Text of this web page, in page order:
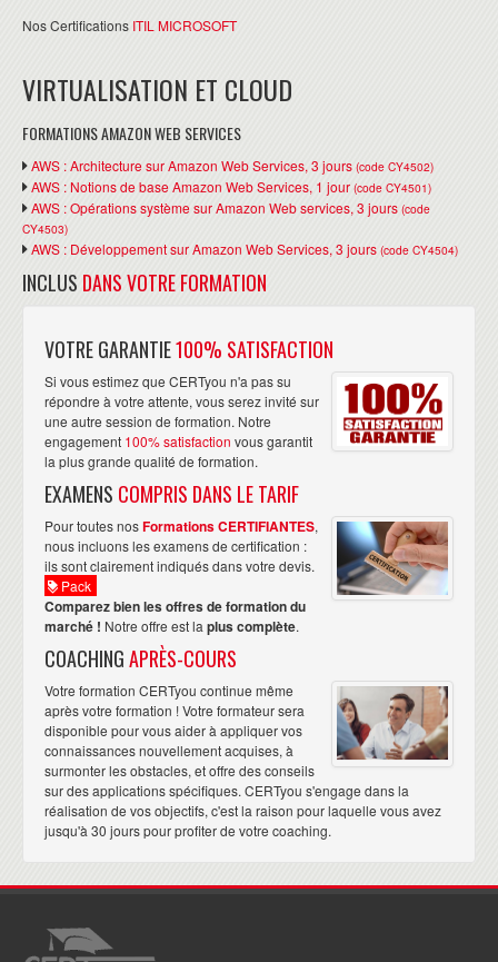
Nos Certifications ITIL MICROSOFT
VIRTUALISATION ET CLOUD
FORMATIONS AMAZON WEB SERVICES
AWS : Architecture sur Amazon Web Services, 3 jours (code CY4502)
AWS : Notions de base Amazon Web Services, 1 jour (code CY4501)
AWS : Opérations système sur Amazon Web services, 3 jours (code
CY4503)
AWS : Développement sur Amazon Web Services, 3 jours (code CY4504)
INCLUS DANS VOTRE FORMATION
VOTRE GARANTIE100% SATISFACTION
Si vous estimez que CERTyou n'a pas su
répondre à votre attente, vous serez invité sur
une autre session de formation. Notre
engagement 100% satisfaction vous garantit
la plus grande qualité de formation.
EXAMENS COMPRIS DANS LE TARIF
Pour toutes nosFormations CERTIFIANTES,
nous incluons les examens de certification :
ils sont clairement indiqués dans votre devis.
Pack
Comparez bien les offres de formation du
marché ! Notre offre est la plus complète.
COACHINGAPRÈS-COURS
Votre formation CERTyou continue même
après votre formation ! Votre formateur sera
disponible pour vous aider à appliquer vos
connaissances nouvellement acquises, à
surmonter les obstacles, et offre des conseils
sur des applications spécifiques. CERTyou s'engage dans la
réalisation de vos objectifs, c'est la raison pour laquelle vous avez
jusqu'à 30 jours pour profiter de votre coaching.